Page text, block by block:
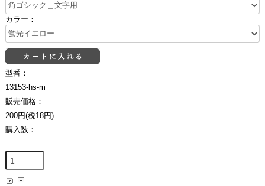
カラー：
型番：
13153-hs-m
販売価格：
200円(税18円)
購入数：